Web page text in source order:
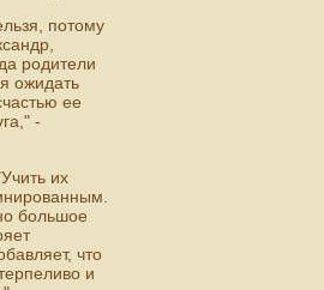
потому
родители
ожидать
ее
-
их
большое
что
и